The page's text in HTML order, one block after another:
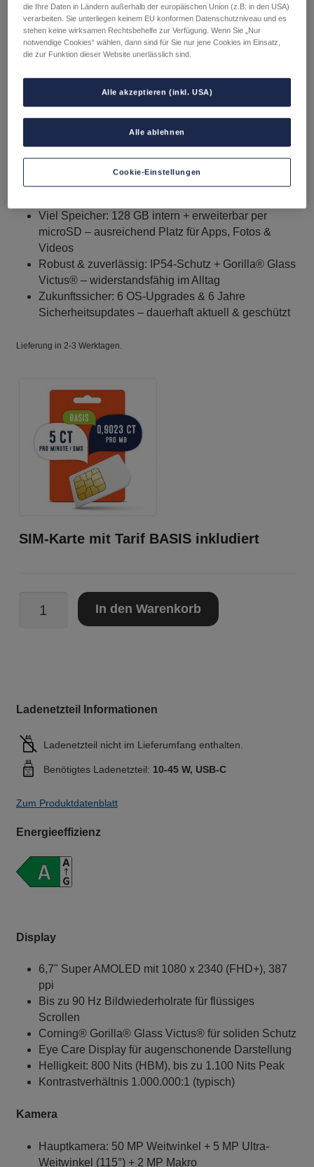
Top Features
AI-Features: Google Gemini & Circle to Search für
Großes Display: 6,7″ FHD+ Super AMOLED mit bis
Starker Akku: 5.000 mAh + 25 W Super-
Schnellladen – lange Laufzeit und zügig wieder
geladen
Top-Kameras: 50 MP Triple-Kamera mit OIS + 13
MP Selfie-Cam für stabile Fotos und Videos bei Tag
Viel Speicher: 128 GB intern + erweiterbar per
microSD – ausreichend Platz für Apps, Fotos &
Videos
Robust & zuverlässig: IP54-Schutz + Gorilla® Glass
Victus® – widerstandsfähig im Alltag
Zukunftssicher: 6 OS-Upgrades & 6 Jahre
Sicherheitsupdates – dauerhaft aktuell & geschützt
Lieferung in 2-3 Werktagen.
SIM-Karte mit Tarif BASIS inkludiert
Galaxy
SIM-
mit
Tarif
BASIS
In den Warenkorb
Ladenetzteil Informationen
Ladenetzteil nicht im Lieferumfang enthalten.
Benötigtes Ladenetzteil: 10-45 W, USB-C
Zum Produktdatenblatt
Energieeffizienz
Display
6,7" Super AMOLED mit 1080 x 2340 (FHD+), 387
ppi
Bis zu 90 Hz Bildwiederholrate für flüssiges
Scrollen
Corning® Gorilla® Glass Victus® für soliden Schutz
Eye Care Display für augenschonende Darstellung
Helligkeit: 800 Nits (HBM), bis zu 1.100 Nits Peak
Kontrastverhältnis 1.000.000:1 (typisch)
Kamera
Hauptkamera: 50 MP Weitwinkel + 5 MP Ultra-
Weitwinkel (115°) + 2 MP Makro
die Ihre Daten in Ländern außerhalb der europäischen Union (z.B: in den USA)
verarbeiten. Sie unterliegen keinem EU konformen Datenschutzniveau und es
stehen keine wirksamen Rechtsbehelfe zur Verfügung. Wenn Sie „Nur
notwendige Cookies“ wählen, dann sind für Sie nur jene Cookies im Einsatz,
die zur Funktion dieser Website unerlässlich sind.
Alle ablehnen
Alle akzeptieren (inkl. USA)
Cookie-Einstellungen